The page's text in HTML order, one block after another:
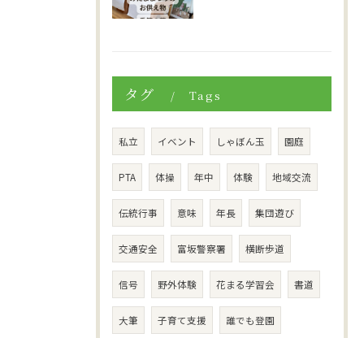
タグ Tags
私立 イベント しゃぼん玉 園庭
PTA 体操 年中 体験 地域交流
伝統行事 意味 年長 集団遊び
交通安全 富坂警察署 横断歩道
信号 野外体験 花まる学習会 書道
大筆 子育て支援 誰でも登園